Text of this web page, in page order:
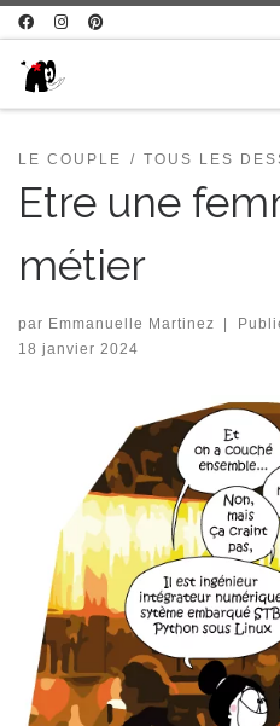
Passer au contenu
LE COUPLE TOUS LES
Etre une
métier
par Emmanuelle Martinez |
18 janvier 2024